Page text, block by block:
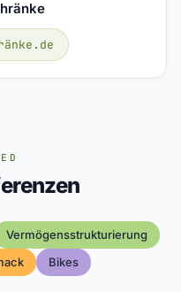
Vermögensstrukturierung
Bikes